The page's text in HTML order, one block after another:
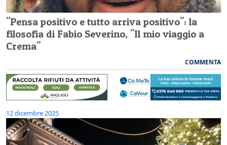
"Pensa positivo e tutto arriva positivo": la
filosofia di Fabio Severino, "Il mio viaggio a
Crema"
COMMENTA
12 dicembre 2025